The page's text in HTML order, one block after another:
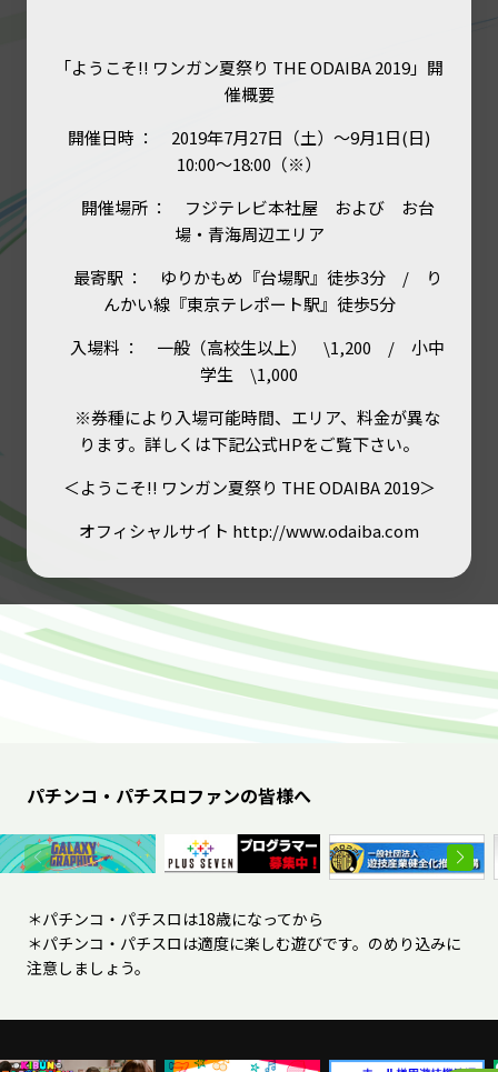
「ようこそ!! ワンガン夏祭り THE ODAIBA 2019」開
催概要
開催日時 ： 2019年7月27日（土）～9月1日(日)
10:00～18:00（※）
開催場所 ： フジテレビ本社屋 および お台
場・青海周辺エリア
最寄駅 ： ゆりかもめ『台場駅』徒歩3分 / り
んかい線『東京テレポート駅』徒歩5分
入場料 ： 一般（高校生以上） \1,200 / 小中
学生 \1,000
※券種により入場可能時間、エリア、料金が異な
ります。詳しくは下記公式HPをご覧下さい。
＜ようこそ!! ワンガン夏祭り THE ODAIBA 2019＞
オフィシャルサイト http://www.odaiba.com
パチンコ・パチスロファンの皆様へ
＊パチンコ・パチスロは18歳になってから
＊パチンコ・パチスロは適度に楽しむ遊びです。のめり込みに
注意しましょう。